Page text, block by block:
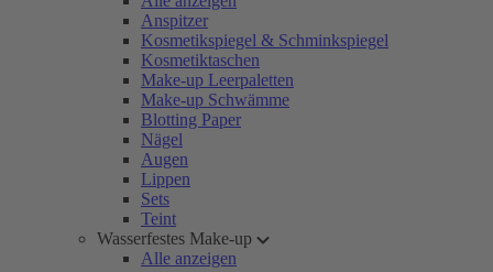
Anspitzer
Kosmetikspiegel & Schminkspiegel
Kosmetiktaschen
Make-up Leerpaletten
Make-up Schwämme
Blotting Paper
Nägel
Augen
Lippen
Sets
Teint
Wasserfestes Make-up
Alle anzeigen